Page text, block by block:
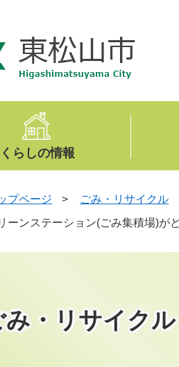
くらしの情報
プページ > ごみ・リサイクル
ーンステーション(ごみ集積場)が
み・リサイクル